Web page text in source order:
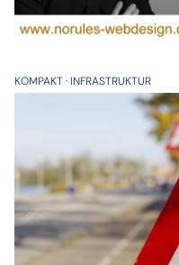
KOMPAKT INFRASTRUKTUR